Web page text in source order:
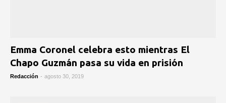
Emma Coronel celebra esto mientras El
Chapo Guzmán pasa su vida en prisión
Redacción - agosto 30, 2019